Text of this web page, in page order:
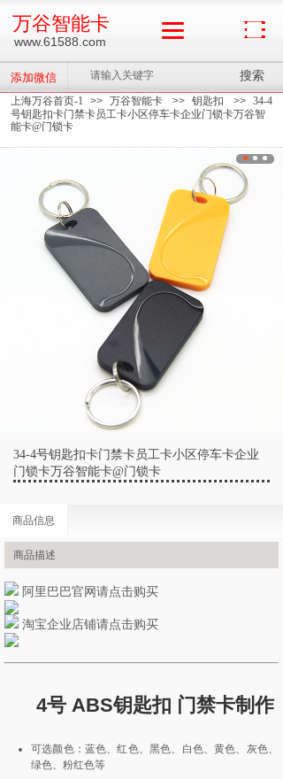
上海万谷首页-1 >> 万谷智能卡 >> 钥匙扣 >> 34-4
号钥匙扣卡门禁卡员工卡小区停车卡企业门锁卡万谷智
能卡@门锁卡
34-4号钥匙扣卡门禁卡员工卡小区停车卡企业
门锁卡万谷智能卡@门锁卡
商品信息
商品描述
阿里巴巴官网请点击购买
淘宝企业店铺请点击购买
4号 ABS钥匙扣 门禁卡制作
可选颜色：蓝色、红色、黑色、白色、黄色、灰色、
绿色、粉红色等
添加微信 搜索
www.61588.com
万谷智能卡